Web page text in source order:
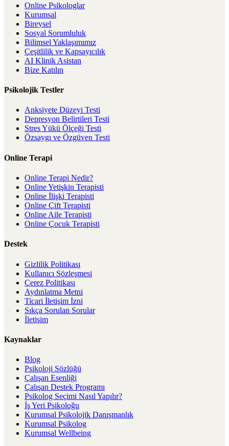
Online Psikologlar
Kurumsal
Bireysel
Sosyal Sorumluluk
Bilimsel Yaklaşımımız
Çeşitlilik ve Kapsayıcılık
AI Klinik Asistan
Bize Katılın
Psikolojik Testler
Anksiyete Düzeyi Testi
Depresyon Belirtileri Testi
Stres Yükü Ölçeği Testi
Özsaygı ve Özgüven Testi
Online Terapi
Online Terapi Nedir?
Online Yetişkin Terapisti
Online İlişki Terapisti
Online Çift Terapisti
Online Aile Terapisti
Online Çocuk Terapisti
Destek
Gizlilik Politikası
Kullanıcı Sözleşmesi
Çerez Politikası
Aydınlatma Metni
Ticari İletişim İzni
Sıkça Sorulan Sorular
İletişim
Kaynaklar
Blog
Psikoloji Sözlüğü
Çalışan Esenliği
Çalışan Destek Programı
Psikolog Seçimi Nasıl Yapılır?
İş Yeri Psikoloğu
Kurumsal Psikolojik Danışmanlık
Kurumsal Psikolog
Kurumsal Wellbeing